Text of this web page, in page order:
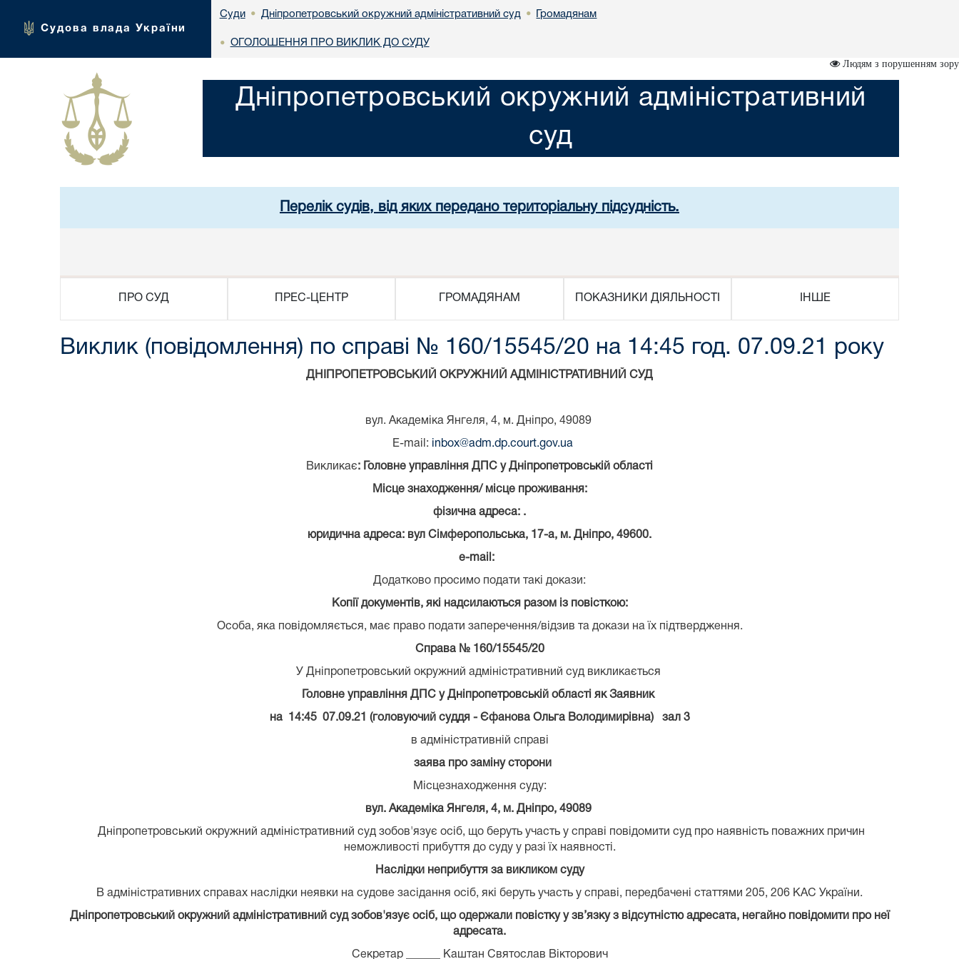
Судова влада України
Суди • Дніпропетровський окружний адміністративний суд • Громадянам
• ОГОЛОШЕННЯ ПРО ВИКЛИК ДО СУДУ
Людям з порушенням зору
Дніпропетровський окружний адміністративний
суд
Перелік судів, від яких передано територіальну підсудність.
ПРО СУД ПРЕС-ЦЕНТР ГРОМАДЯНАМ ПОКАЗНИКИ ДІЯЛЬНОСТІ ІНШЕ
Виклик (повідомлення) по справі № 160/15545/20 на 14:45 год. 07.09.21 року
ДНІПРОПЕТРОВСЬКИЙ ОКРУЖНИЙ АДМІНІСТРАТИВНИЙ СУД
вул. Академіка Янгеля, 4, м. Дніпро, 49089
E-mail: inbox@adm.dp.court.gov.ua
Викликає: Головне управління ДПС у Дніпропетровській області
Місце знаходження/ місце проживання:
фізична адреса: .
юридична адреса: вул Сімферопольська, 17-а, м. Дніпро, 49600.
e-mail:
Додатково просимо подати такі докази:
Копії документів, які надсилаються разом із повісткою:
Особа, яка повідомляється, має право подати заперечення/відзив та докази на їх підтвердження.
Справа № 160/15545/20
У Дніпропетровський окружний адміністративний суд викликається
Головне управління ДПС у Дніпропетровській області як Заявник
на 14:45 07.09.21 (головуючий суддя - Єфанова Ольга Володимирівна) зал 3
в адміністративній справі
заява про заміну сторони
Місцезнаходження суду:
вул. Академіка Янгеля, 4, м. Дніпро, 49089
Дніпропетровський окружний адміністративний суд зобов'язує осіб, що беруть участь у справі повідомити суд про наявність поважних причин
неможливості прибуття до суду у разі їх наявності.
Наслідки неприбуття за викликом суду
В адміністративних справах наслідки неявки на судове засідання осіб, які беруть участь у справі, передбачені статтями 205, 206 КАС України.
Дніпропетровський окружний адміністративний суд зобов'язує осіб, що одержали повістку у зв’язку з відсутністю адресата, негайно повідомити про неї
адресата.
Секретар ______ Каштан Святослав Вікторович